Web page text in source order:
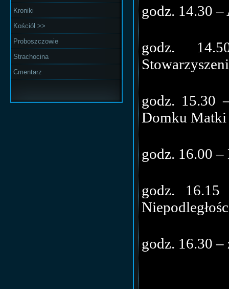
Kroniki
Kościół >>
Proboszczowie
Strachocina
Cmentarz
godz. 14.30 –
godz.
godz. 15.30
Domku Matki
godz. 16.00
godz. 16.15
godz. 16.30 –